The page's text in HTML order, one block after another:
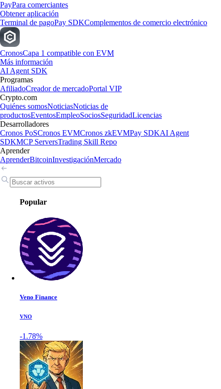
PayPara comerciantes
Obtener aplicación
Terminal de pagoPay SDKComplementos de comercio electrónico
CronosCapa 1 compatible con EVM
Más información
AI Agent SDK
Programas
AfiliadoCreador de mercadoPortal VIP
Crypto.com
Quiénes somosNoticiasNoticias de
productosEventosEmpleoSociosSeguridadLicencias
Desarrolladores
Cronos PoSCronos EVMCronos zkEVMPay SDKAI Agent
SDKMCP ServersTrading Skill Repo
Aprender
AprenderBitcoinInvestigaciónMercado
Popular
Veno Finance
VNO
-1.78%